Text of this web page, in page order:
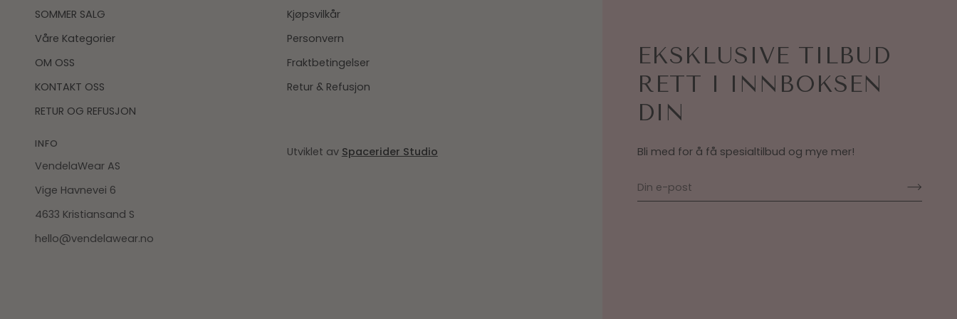
EKSKLUSIVE TILBUD
RETT I INNBOKSEN
DIN
Bli med for å få spesialtilbud og mye mer!
SOMMER SALG
Våre Kategorier
OM OSS
KONTAKT OSS
RETUR OG REFUSJON
Kjøpsvilkår
Personvern
Fraktbetingelser
Retur & Refusjon
INFO
VendelaWear AS
Vige Havnevei 6
4633 Kristiansand S
hello@vendelawear.no
Utviklet av Spacerider Studio